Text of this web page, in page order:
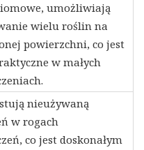
umożliwiają
wielu roślin na
powierzchni, co jest
w małych
nieużywaną
w rogach
co jest doskonałym